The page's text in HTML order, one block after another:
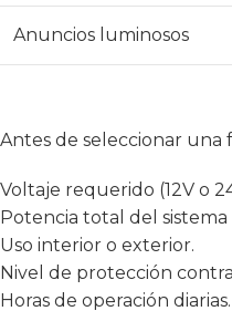
Anuncios luminosos
Antes de seleccionar una
Voltaje requerido (12V o
Potencia total del sistema
Uso interior o exterior.
Nivel de protección
Horas de operación diarias.